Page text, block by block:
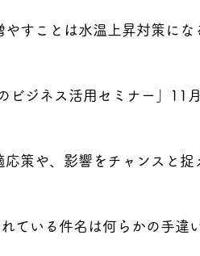
すことは水温上昇対策にな
ジネス活用セミナー」11
策や、影響をチャンスと捉
ている件名は何らかの手違